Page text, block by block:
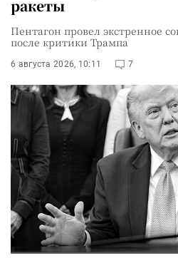
ракеты
Пентагон провел экстренное
после критики Трампа
6 августа 2026, 10:11 7